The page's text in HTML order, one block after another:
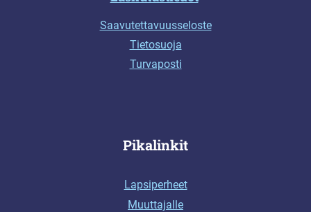
Saavutettavuusseloste
Tietosuoja
Turvaposti
Pikalinkit
Lapsiperheet
Muuttajalle